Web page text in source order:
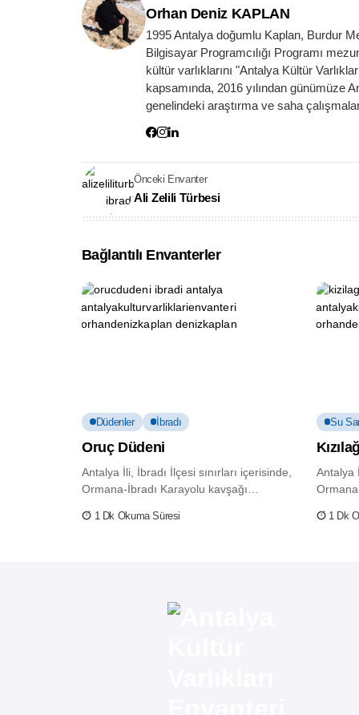
Orhan Deniz KAPLAN
1995 Antalya doğumlu Kaplan, Burdur
Bilgisayar Programcılığı Programı
kültür varlıklarını "Antalya Kültür
kapsamında, 2016 yılından günümüze
genelindeki araştırma ve saha
Önceki Envanter
Ali Zelili Türbesi
Bağlantılı Envanterler
Düdenler İbradı
Oruç Düdeni
Antalya İli, İbradı İlçesi sınırları içerisinde,
Ormana-İbradı Karayolu kavşağı
1 Dk Okuma Süresi
Su
Antalya
1 Dk